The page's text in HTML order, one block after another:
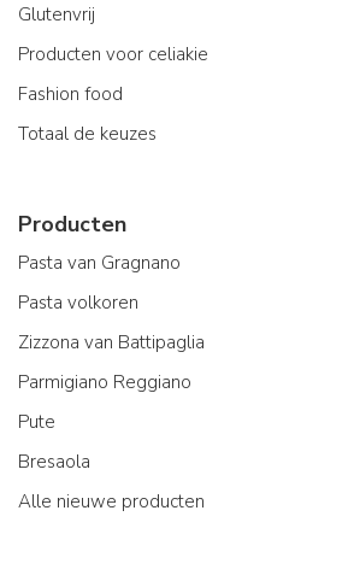
Glutenvrij
Producten voor celiakie
Fashion food
Totaal de keuzes
Producten
Pasta van Gragnano
Pasta volkoren
Zizzona van Battipaglia
Parmigiano Reggiano
Pute
Bresaola
Alle nieuwe producten